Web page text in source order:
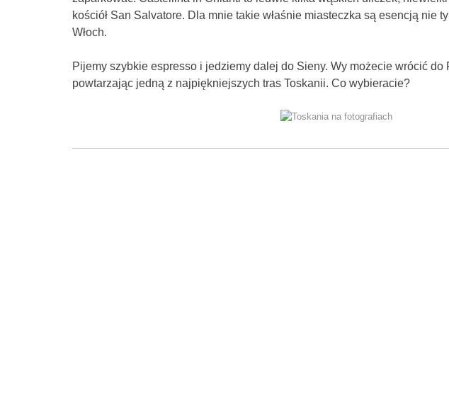
kościół San Salvatore. Dla mnie takie właśnie miasteczka są esencją nie
Włoch.
Pijemy szybkie espresso i jedziemy dalej do Sieny. Wy możecie wrócić do
powtarzając jedną z najpiękniejszych tras Toskanii. Co wybieracie?